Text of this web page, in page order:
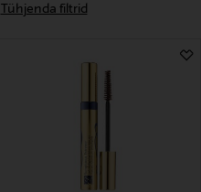
Tühjenda filtrid